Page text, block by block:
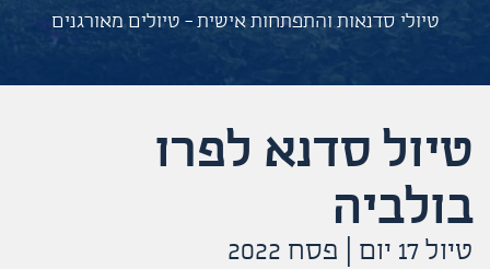
טיולי סדנאות והתפתחות אישית - טיולים מאורגנים
טיול סדנא לפרו
בולביה
טיול 17 יום | פסח 2022